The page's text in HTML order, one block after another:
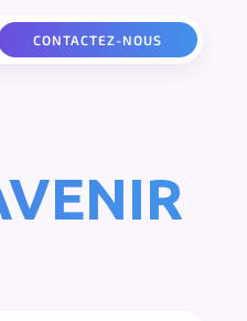
CONTACTEZ-NOUS